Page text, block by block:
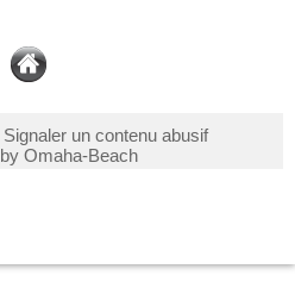
Signaler un contenu abusif
by Omaha-Beach